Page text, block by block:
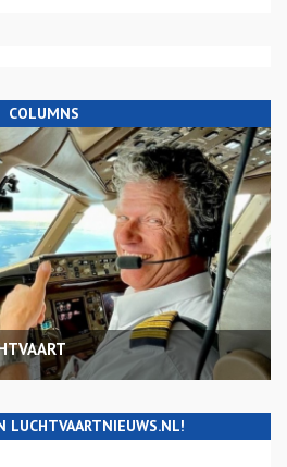
COLUMNS
LUCHTVAARTNIEUWS.NL!